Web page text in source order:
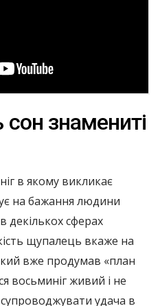
знамениті
в якому викликає
на бажання людини
декількох сферах
щупалець вкаже на
вже продумав «план
восьминіг живий і не
удача в